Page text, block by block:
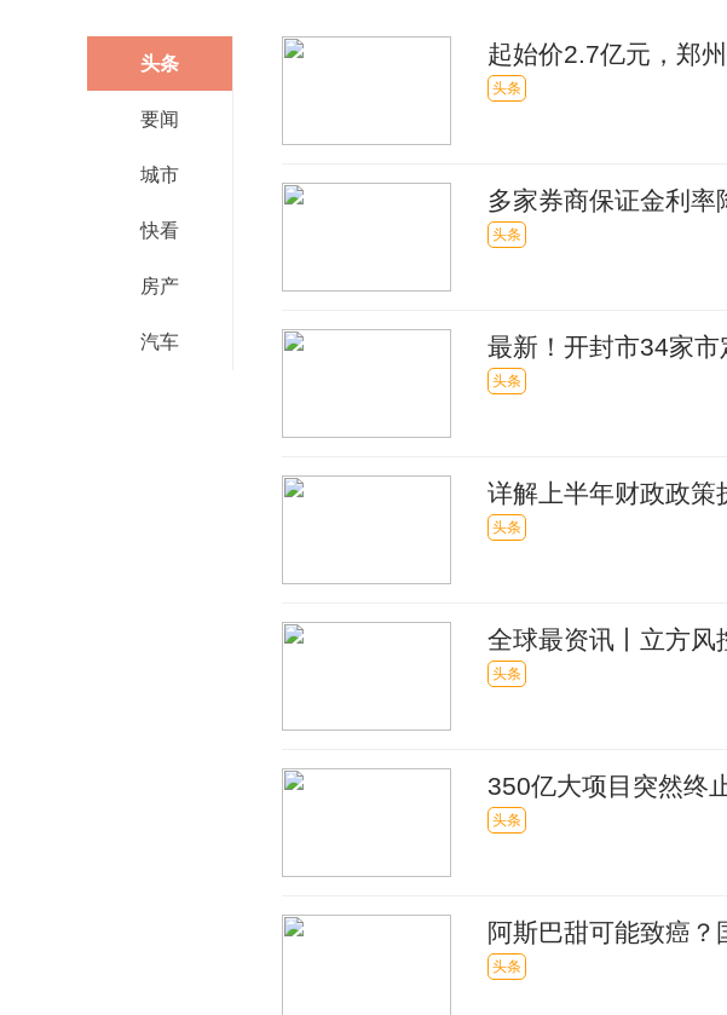
头条
要闻
城市
快看
房产
汽车
起始价2.7亿元，郑
快看
头条
多家券商保证金利率
头条
最新！开封市34家
讯
头条
详解上半年财政政策
些 全球快播
头条
全球最资讯丨立方风
头条
350亿大项目突然终
头条
阿斯巴甜可能致癌
紧急澄清
头条